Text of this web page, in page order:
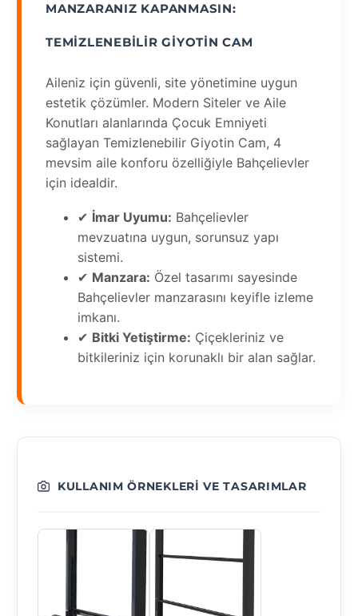
MANZARANIZ KAPANMASIN:
TEMIZLENEBILIR GIYOTIN CAM
Aileniz için güvenli, site yönetimine uygun
estetik çözümler. Modern Siteler ve Aile
Konutları alanlarında Çocuk Emniyeti
sağlayan Temizlenebilir Giyotin Cam, 4
mevsim aile konforu özelliğiyle Bahçelievler
için idealdir.
✔ İmar Uyumu: Bahçelievler
mevzuatına uygun, sorunsuz yapı
sistemi.
✔ Manzara: Özel tasarımı sayesinde
Bahçelievler manzarasını keyifle izleme
imkanı.
✔ Bitki Yetiştirme: Çiçekleriniz ve
bitkileriniz için korunaklı bir alan sağlar.
KULLANIM ÖRNEKLERI VE TASARIMLAR